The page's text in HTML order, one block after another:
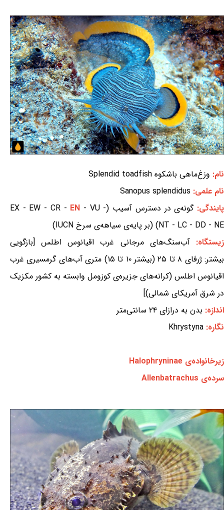
نام: وزغ‌ماهی باشکوه Splendid toadfish
نام علمی: Sanopus splendidus
پایندگی:گونه‌ی در دسترس آسیب (EX - EW - CR - EN - VU -
NT - LC - DD - NE) (بر پایه‌ی سیاهه‌ی سرخ IUCN)
زیستگاه:آب‌سنگ‌های مرجانی غرب اقیانوس اطلس [بازگویی
بیشتر: ژرفای ۸ تا ۲۵ (بیشتر ۱۰ تا ۱۵) متری آب‌های گرمسیری غرب
اقیانوس اطلس (کرانه‌های جزیره‌ی کوزومل وابسته به کشور مکزیک
در شرق آمریکای شمالی)]
اندازه: بدن به درازای ۲۴ سانتی‌متر
نگاره: Khrystyna
زیرخانواده‌ی Halophryninae
سرده‌ی Allenbatrachus